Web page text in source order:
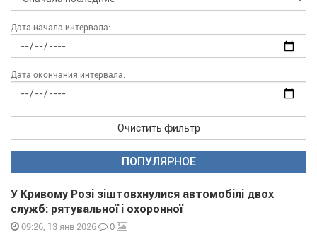
Дата начала интервала:
Дата окончания интервала:
Очистить фильтр
ПОПУЛЯРНОЕ
У Кривому Розі зіштовхнулися автомобілі двох
служб: рятувальної і охоронної
09:26, 13 янв 2026 0